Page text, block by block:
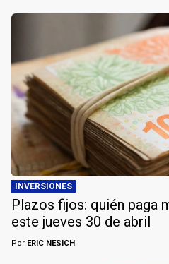
INVERSIONES
Plazos fijos: quién paga
este jueves 30 de abril
Por ERIC NESICH